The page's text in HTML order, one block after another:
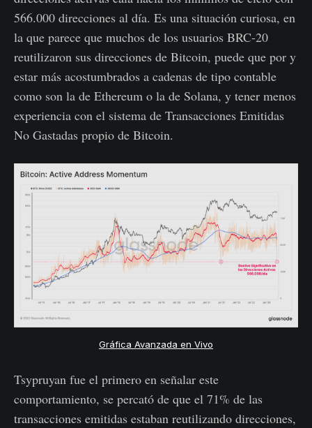
566.000 direcciones al día. Es una situación curiosa, en
la que parece que muchos de los usuarios BRC-20
reutilizaron sus direcciones de Bitcoin, puede que por y
estar más acostumbrados a cadenas de tipo contable
como son la de Ethereum o la de Solana, y tener menos
experiencia con el sistema de Transacciones Emitidas
No Gastadas propio de Bitcoin.
Gráfica Avanzada en Vivo
Tsypruyan fue el primero en señalar este
comportamiento, se percató de que el 71% de las
transacciones emitidas estaban reutilizando direcciones,